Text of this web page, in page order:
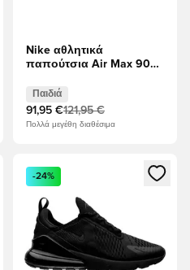
Nike αθλητικά
παπούτσια Air Max 90
Παιδιά
91,95 €121,95 €
Πολλά μεγέθη διαθέσιμα
ή να εγγραφείτε ως
Ανοίγει ένα Modal για να
-24%